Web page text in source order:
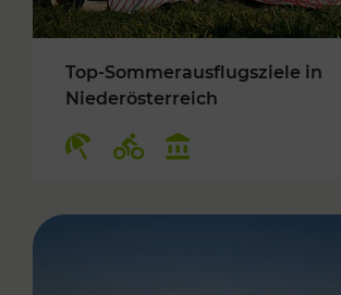
Top-Sommerausflugsziele in
Niederösterreich